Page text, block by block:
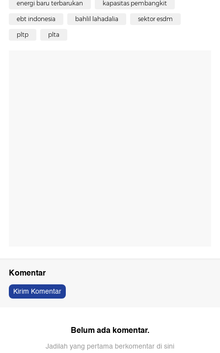
energi baru terbarukan kapasitas pembangkit
ebt indonesia bahlil lahadalia sektor esdm
pltp plta
Komentar
Kirim Komentar
Belum ada komentar.
Jadilah yang pertama berkomentar di sini